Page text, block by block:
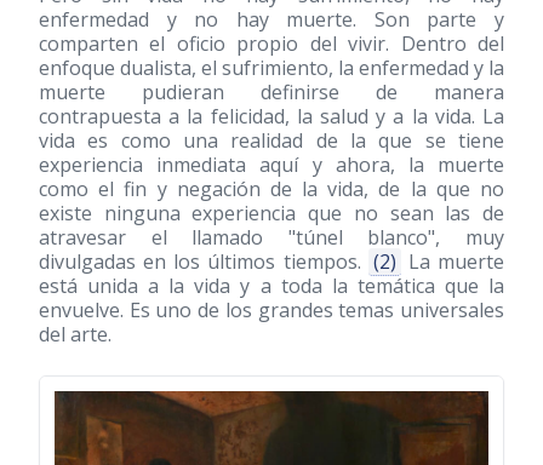
enfermedad y no hay muerte. Son parte y
comparten el oficio propio del vivir. Dentro del
enfoque dualista, el sufrimiento, la enfermedad y la
muerte pudieran definirse de manera
contrapuesta a la felicidad, la salud y a la vida. La
vida es como una realidad de la que se tiene
experiencia inmediata aquí y ahora, la muerte
como el fin y negación de la vida, de la que no
existe ninguna experiencia que no sean las de
atravesar el llamado "túnel blanco", muy
divulgadas en los últimos tiempos. (2) La muerte
está unida a la vida y a toda la temática que la
envuelve. Es uno de los grandes temas universales
del arte.